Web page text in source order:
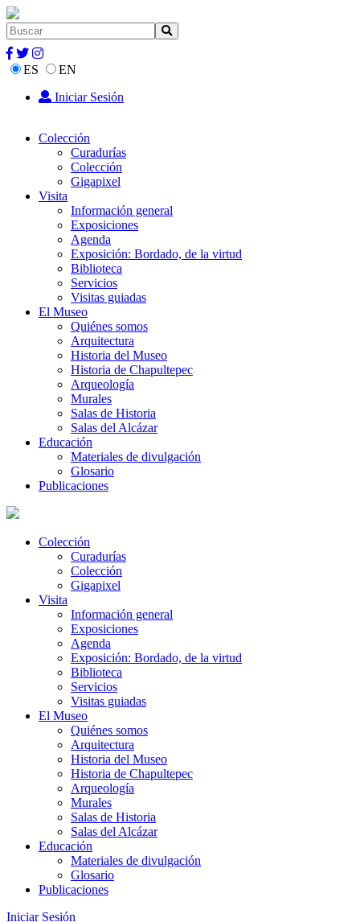
ES
EN
Iniciar Sesión
Colección
Curadurías
Colección
Gigapixel
Visita
Información general
Exposiciones
Agenda
Exposición: Bordado, de la virtud
Biblioteca
Servicios
Visitas guiadas
El Museo
Quiénes somos
Arquitectura
Historia del Museo
Historia de Chapultepec
Arqueología
Murales
Salas de Historia
Salas del Alcázar
Educación
Materiales de divulgación
Glosario
Publicaciones
Colección
Curadurías
Colección
Gigapixel
Visita
Información general
Exposiciones
Agenda
Exposición: Bordado, de la virtud
Biblioteca
Servicios
Visitas guiadas
El Museo
Quiénes somos
Arquitectura
Historia del Museo
Historia de Chapultepec
Arqueología
Murales
Salas de Historia
Salas del Alcázar
Educación
Materiales de divulgación
Glosario
Publicaciones
Iniciar Sesión